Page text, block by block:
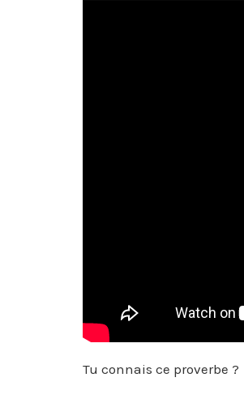
Tu connais ce proverbe ?